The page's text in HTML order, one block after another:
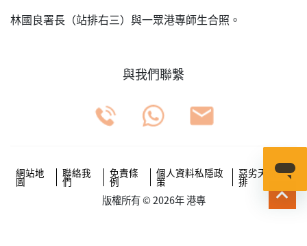
林國良署長（站排右三）與一眾港專師生合照。
與我們聯繫
網站地
圖
聯絡我
們
免責條
例
個人資料私隱政
策
惡劣天氣安
排
版權所有 © 2026年 港專